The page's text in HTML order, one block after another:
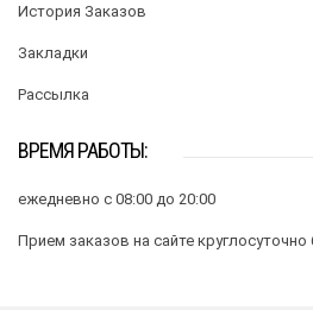
История Заказов
Закладки
Рассылка
ВРЕМЯ РАБОТЫ:
ежедневно с 08:00 до 20:00
Прием заказов на сайте